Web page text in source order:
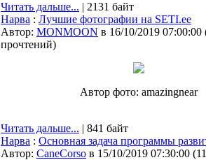
Читать дальше... | 2131 байт
Нарва : Лучшие фотографии на SETI.ee
Автор: MONMOON в 16/10/2019 07:00:00
прочтений)
Автор фото: amazingnear
Читать дальше... | 841 байт
Нарва : Основная задача программы
Автор: CaneCorso в 15/10/2019 07:30:00 (